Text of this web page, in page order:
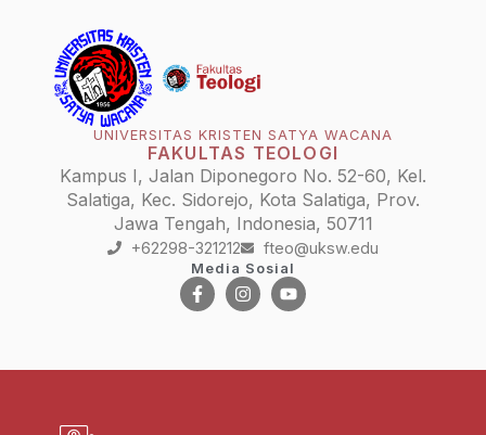
UNIVERSITAS KRISTEN SATYA WACANA
FAKULTAS TEOLOGI
Kampus I, Jalan Diponegoro No. 52-60, Kel.
Salatiga, Kec. Sidorejo, Kota Salatiga, Prov.
Jawa Tengah, Indonesia, 50711
+62298-321212 fteo@uksw.edu
Media Sosial